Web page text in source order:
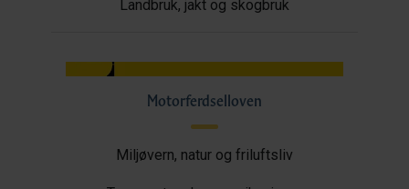
Landbruk, jakt og skogbruk
Motorferdselloven
Miljøvern, natur og friluftsliv